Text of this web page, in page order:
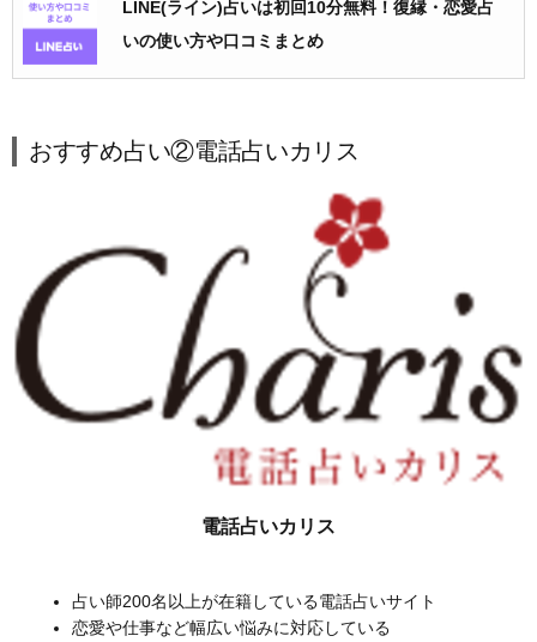
LINE(ライン)占いは初回10分無料！復縁・恋愛占
いの使い方や口コミまとめ
おすすめ占い②電話占いカリス
電話占いカリス
占い師200名以上が在籍している電話占いサイト
恋愛や仕事など幅広い悩みに対応している